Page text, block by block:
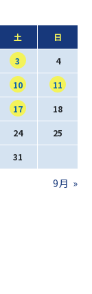
土 日
3 4
10 11
17 18
24 25
31
9月 »